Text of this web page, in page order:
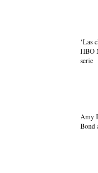
‘Las
HBO
serie
Amy
Bond